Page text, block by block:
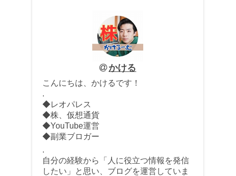
かける
こんにちは、かけるです！
.
◆レオパレス
◆株、仮想通貨
◆YouTube運営
◆副業ブロガー
.
自分の経験から「人に役立つ情報を発信
したい」と思い、ブログを運営していま